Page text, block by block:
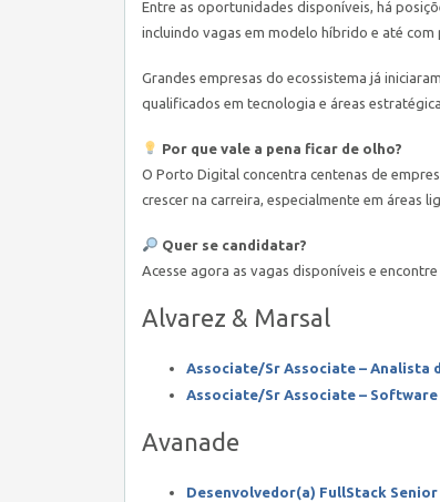
Entre as oportunidades disponíveis, há
incluindo vagas em modelo híbrido e até
Grandes empresas do ecossistema já
qualificados em tecnologia e áreas
Por que vale a pena ficar de olho?
O Porto Digital concentra centenas de
crescer na carreira, especialmente em áreas
Quer se candidatar?
Acesse agora as vagas disponíveis e
Alvarez & Marsal
Associate/Sr Associate – Analista
Associate/Sr Associate – Software
Avanade
Desenvolvedor(a) FullStack